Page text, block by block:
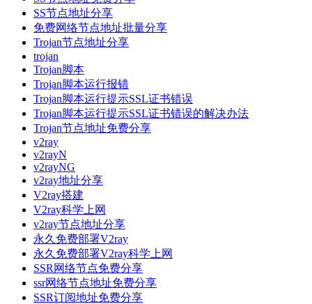
SS节点地址分享
免费网络节点地址批量分享
Trojan节点地址分享
trojan
Trojan脚本
Trojan脚本运行报错
Trojan脚本运行提示SSL证书错误
Trojan脚本运行提示SSL证书错误的解决办法
Trojan节点地址免费分享
v2ray
v2rayN
v2rayNG
v2ray地址分享
V2ray搭建
V2ray科学上网
v2ray节点地址分享
永久免费部署V2ray
永久免费部署V2ray科学上网
SSR网络节点免费分享
ssr网络节点地址免费分享
SSR订阅地址免费分享